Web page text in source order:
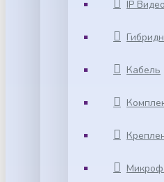
IP
Кабель